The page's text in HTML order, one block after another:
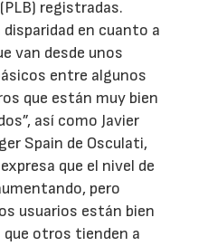
registradas.
en cuanto a
van desde unos
entre algunos
que están muy bien
así como Javier
Spain de Osculati,
que el nivel de
pero
usuarios están bien
otros tienden a